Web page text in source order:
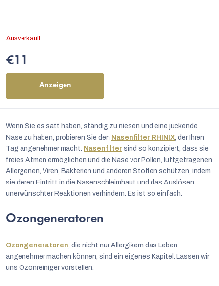
Ausverkauft
€11
Anzeigen
Wenn Sie es satt haben, ständig zu niesen und eine juckende
Nase zu haben, probieren Sie den Nasenfilter RHINIX , der Ihren
Tag angenehmer macht. Nasenfilter sind so konzipiert, dass sie
freies Atmen ermöglichen und die Nase vor Pollen, luftgetragenen
Allergenen, Viren, Bakterien und anderen Stoffen schützen, indem
sie deren Eintritt in die Nasenschleimhaut und das Auslösen
unerwünschter Reaktionen verhindern. Es ist so einfach.
Ozongeneratoren
Ozongeneratoren , die nicht nur Allergikern das Leben
angenehmer machen können, sind ein eigenes Kapitel. Lassen wir
uns Ozonreiniger vorstellen.